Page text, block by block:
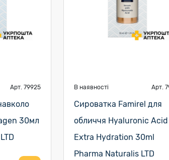
Арт. 79925
30мл
В наявності Арт.
Сироватка Famirel для
обличчя Hyaluronic Acid
Extra Hydration 30ml
Pharma Naturalis LTD